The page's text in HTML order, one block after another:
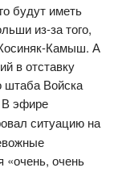
будут иметь
из-за того,
Камыш. А
в отставку
штаба Войска
В эфире
ситуацию на
«очень, очень